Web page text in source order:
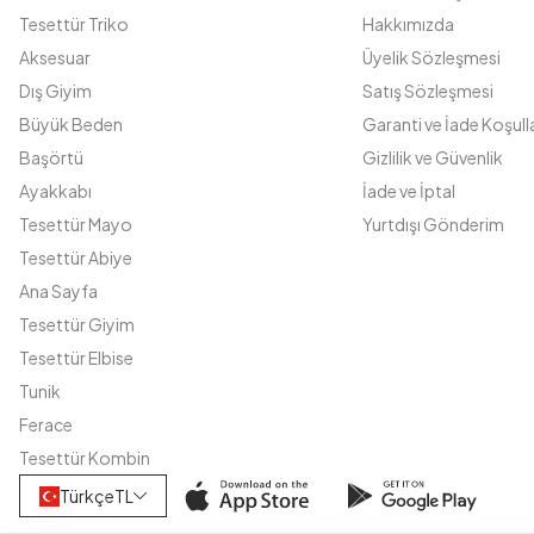
Tesettür Triko
Aksesuar
Dış Giyim
Büyük Beden
Başörtü
Ayakkabı
Tesettür Mayo
Tesettür Abiye
Ana Sayfa
Tesettür Giyim
Tesettür Elbise
Tunik
Ferace
Tesettür Kombin
Hakkımızda
Üyelik Sözleşmesi
Satış Sözleşmesi
Garanti ve İade
Gizlilik ve Güvenlik
İade ve İptal
Yurtdışı Gönderim
TürkçeTL